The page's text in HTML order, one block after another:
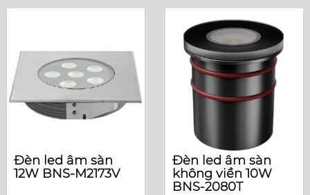
Đèn led âm sàn
12W BNS-M2173V
Đèn led âm sàn
không viền 10W
BNS-2080T